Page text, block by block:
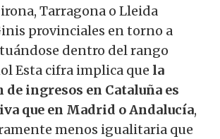
Tarragona o Lleida
provinciales en torno a
dentro del rango
Esta cifra implica que la
ingresos en Cataluña es
que en Madrid o Andalucía,
menos igualitaria que